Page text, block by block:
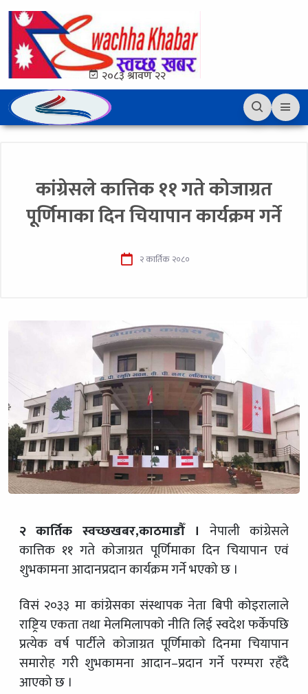
२०८३ श्रावण २२
कांग्रेसले कात्तिक ११ गते कोजाग्रत
पूर्णिमाका दिन चियापान कार्यक्रम गर्ने
२ कार्तिक २०८०
२ कार्तिक स्वच्छखबर,काठमाडौँ । नेपाली कांग्रेसले
कात्तिक ११ गते कोजाग्रत पूर्णिमाका दिन चियापान एवं
शुभकामना आदानप्रदान कार्यक्रम गर्ने भएको छ ।
विसं २०३३ मा कांग्रेसका संस्थापक नेता बिपी कोइरालाले
राष्ट्रिय एकता तथा मेलमिलापको नीति लिई स्वदेश फर्केपछि
प्रत्येक वर्ष पार्टीले कोजाग्रत पूर्णिमाको दिनमा चियापान
समारोह गरी शुभकामना आदान–प्रदान गर्ने परम्परा रहँदै
आएको छ ।